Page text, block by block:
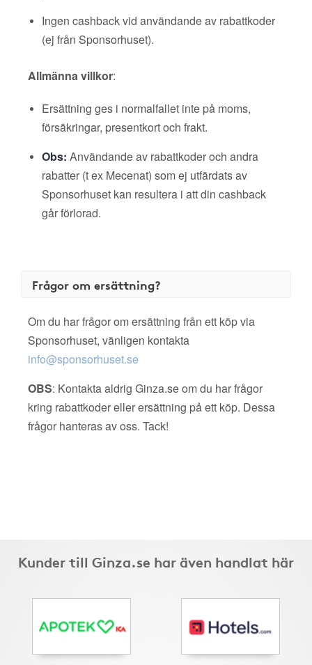
Ingen cashback vid användande av rabattkoder
(ej från Sponsorhuset).
Allmänna villkor:
Ersättning ges i normalfallet inte på moms,
försäkringar, presentkort och frakt.
Obs: Användande av rabattkoder och andra
rabatter (t ex Mecenat) som ej utfärdats av
Sponsorhuset kan resultera i att din cashback
går förlorad.
Frågor om ersättning?
Om du har frågor om ersättning från ett köp via
Sponsorhuset, vänligen kontakta
info@sponsorhuset.se
OBS: Kontakta aldrig Ginza.se om du har frågor
kring rabattkoder eller ersättning på ett köp. Dessa
frågor hanteras av oss. Tack!
Kunder till Ginza.se har även handlat här